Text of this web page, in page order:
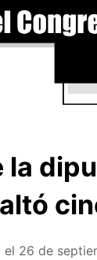
la
el 26 de